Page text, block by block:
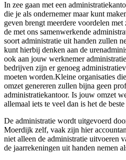
In zee gaan met een
die je als ondernemer maar kunt
geven brengt meerdere voordelen
de met ons samenwerkende
soort administratie uit handen zullen
kunt hierbij denken aan de
ook aan jouw werknemer
bedrijven zijn er genoeg
moeten worden.Kleine organisaties
omzet genereren zullen bijna geen
administratiekantoor. Is jouw omzet
allemaal iets te veel dan is het de
De administratie wordt uitgevoerd
Moerdijk zelf, vaak zijn hier
niet alleen de administratie uitvoeren
de jaarrekeningen uit handen nemen